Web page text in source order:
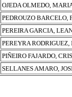
OJEDA OLMEDO,
PEDROUZO BARCELO,
PEREIRA GARCIA,
PEREYRA RODRIGUEZ,
PIÑEIRO FAJARDO,
SELLANES AMARO,